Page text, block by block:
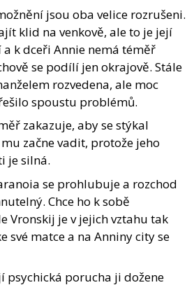
jsou oba velice rozrušeni.
klid na venkově, ale to je její
k dceři Annie nemá téměř
se podílí jen okrajově. Stále
rozvedena, ale moc
spoustu problémů.
zakazuje, aby se stýkal
začne vadit, protože jeho
je silná.
se prohlubuje a rozchod
Chce ho k sobě
Vronskij je v jejich vztahu tak
své matce a na Anniny city se
psychická porucha ji dožene